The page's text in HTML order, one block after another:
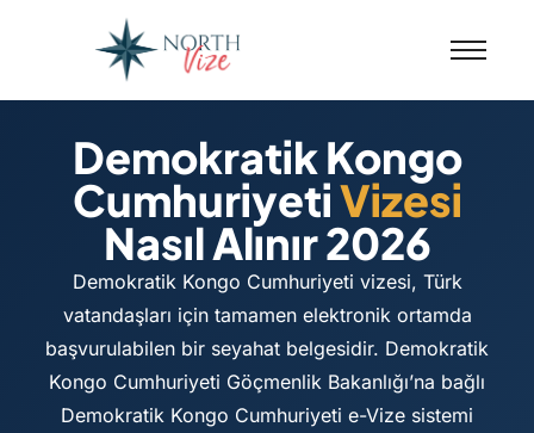
Demokratik Kongo
CumhuriyetiVizesi
Nasıl Alınır 2026
Demokratik Kongo Cumhuriyeti vizesi, Türk
vatandaşları için tamamen elektronik ortamda
başvurulabilen bir seyahat belgesidir. Demokratik
Kongo Cumhuriyeti Göçmenlik Bakanlığı’na bağlı
Demokratik Kongo Cumhuriyeti e-Vize sistemi